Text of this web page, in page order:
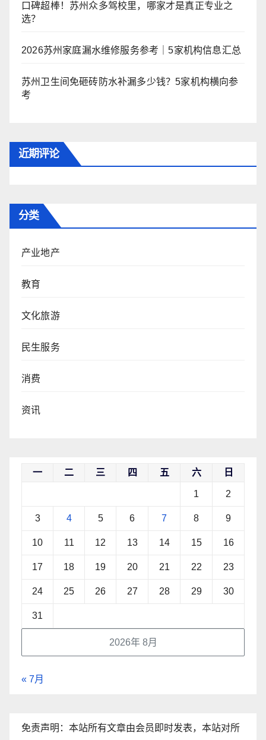
口碑超棒！苏州众多驾校里，哪家才是真正专业之
选？
2026苏州家庭漏水维修服务参考｜5家机构信息汇总
苏州卫生间免砸砖防水补漏多少钱？5家机构横向参
考
近期评论
分类
产业地产
教育
文化旅游
民生服务
消费
资讯
2026年 8月
一 二 三 四 五 六 日
1 2
3 4 5 6 7 8 9
10 11 12 13 14 15 16
17 18 19 20 21 22 23
24 25 26 27 28 29 30
31
« 7月
免责声明：本站所有文章由会员即时发表，本站对所